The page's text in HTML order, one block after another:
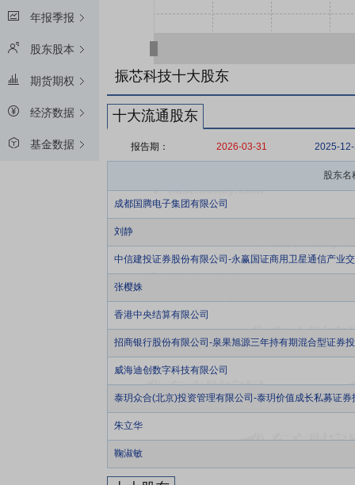
年报季报
股东股本
期货期权
经济数据
基金数据
振芯科技十大股东
十大流通股东
报告期： 2026-03-31 2025-
股东名
成都国腾电子集团有限公司
刘静
中信建投证券股份有限公司-永赢国证商用卫星通信产业
张樱姝
香港中央结算有限公司
招商银行股份有限公司-泉果旭源三年持有期混合型证券
威海迪创数字科技有限公司
泰玥众合(北京)投资管理有限公司-泰玥价值成长私募证券
朱立华
鞠淑敏